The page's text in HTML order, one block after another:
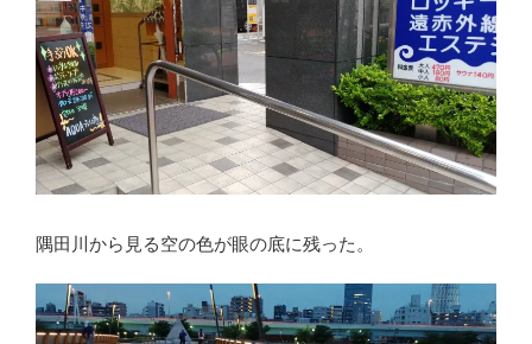
隅田川から見る空の色が眼の底に残った。